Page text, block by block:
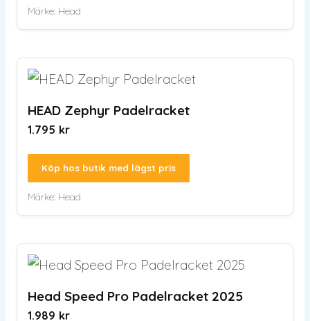
Märke: Head
HEAD Zephyr Padelracket
1.795 kr
Köp hos butik med lägst pris
Märke: Head
Head Speed Pro Padelracket 2025
1.989 kr